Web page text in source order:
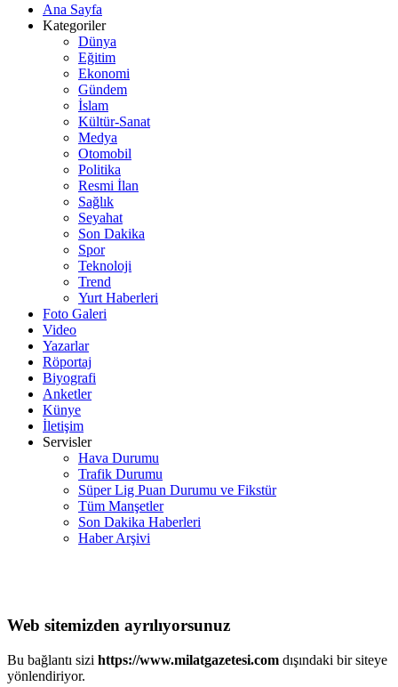
Ana Sayfa
Kategoriler
Dünya
Eğitim
Ekonomi
Gündem
İslam
Kültür-Sanat
Medya
Otomobil
Politika
Resmi İlan
Sağlık
Seyahat
Son Dakika
Spor
Teknoloji
Trend
Yurt Haberleri
Foto Galeri
Video
Yazarlar
Röportaj
Biyografi
Anketler
Künye
İletişim
Servisler
Hava Durumu
Trafik Durumu
Süper Lig Puan Durumu ve Fikstür
Tüm Manşetler
Son Dakika Haberleri
Haber Arşivi
Web sitemizden ayrılıyorsunuz
Bu bağlantı sizi https://www.milatgazetesi.com dışındaki bir siteye
yönlendiriyor.